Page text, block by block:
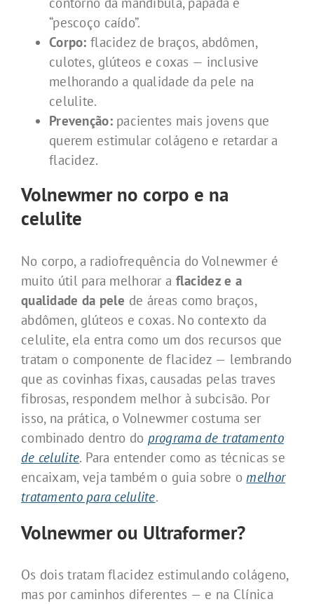
“pescoço caído”.
Corpo: flacidez de braços, abdômen,
culotes, glúteos e coxas — inclusive
melhorando a qualidade da pele na
celulite.
Prevenção:pacientes mais jovens que
querem estimular colágeno e retardar a
flacidez.
Volnewmer no corpo e na
celulite
No corpo, a radiofrequência do Volnewmer é
muito útil para melhorar a flacidez e a
qualidade da pele de áreas como braços,
abdômen, glúteos e coxas. No contexto da
celulite, ela entra como um dos recursos que
tratam o componente de flacidez — lembrando
que as covinhas fixas, causadas pelas traves
fibrosas, respondem melhor à subcisão. Por
isso, na prática, o Volnewmer costuma ser
combinado dentro do programa de tratamento
de celulite. Para entender como as técnicas se
encaixam, veja também o guia sobre o melhor
tratamento para celulite.
Volnewmer ou Ultraformer?
Os dois tratam flacidez estimulando colágeno,
mas por caminhos diferentes — e na Clínica